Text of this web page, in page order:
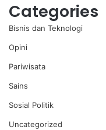
Categories
Bisnis dan Teknologi
Opini
Pariwisata
Sains
Sosial Politik
Uncategorized